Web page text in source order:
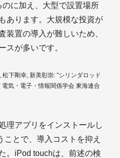
に加え、大型で設置場所
あります。大規模な投資が
装置の導入が難しいため、
スが多いです。
松下剛幸, 新美彰崇: "シリンダロッド
気・電子・情報関係学会 東海連合
理アプリをインストールし
とで、導入コストを抑え
。iPod touchは、前述の検